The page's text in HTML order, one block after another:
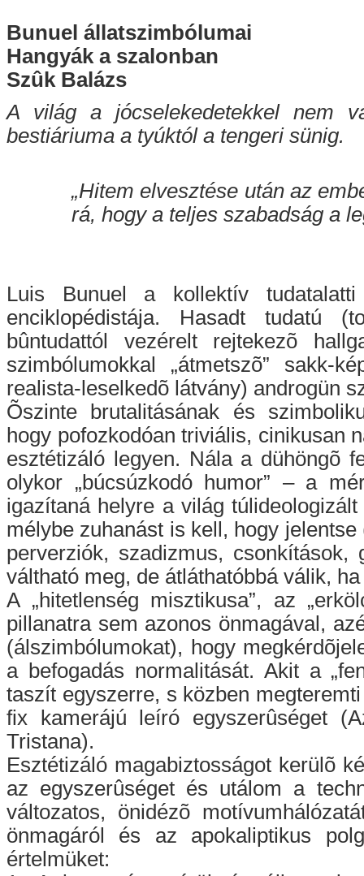
Bunuel állatszimbólumai
Hangyák a szalonban
Szûk Balázs
A világ a jócselekedetekkel nem
bestiáriuma a tyúktól a tengeri sünig.
„Hitem elvesztése után az
rá, hogy a teljes szabadság a
Luis Bunuel a kollektív tudatalatti
enciklopédistája. Hasadt tudatú
bûntudattól vezérelt rejtekezõ
szimbólumokkal „átmetszõ” sakk-
realista-leselkedõ látvány) androgün
Õszinte brutalitásának és
hogy pofozkodóan triviális, cinikusan
esztétizáló legyen. Nála a dühöngõ
olykor „búcsúzkodó humor” – a
igazítaná helyre a világ
mélybe zuhanást is kell, hogy
perverziók, szadizmus,
váltható meg, de átláthatóbbá válik,
A „hitetlenség misztikusa”, az
pillanatra sem azonos önmagával,
(álszimbólumokat), hogy
a befogadás normalitását. Akit a
taszít egyszerre, s közben
fix kamerájú leíró egyszerûséget
Tristana).
Esztétizáló magabiztosságot kerülõ
az egyszerûséget és utálom a
változatos, önidézõ
önmagáról és az apokaliptikus
értelmüket: